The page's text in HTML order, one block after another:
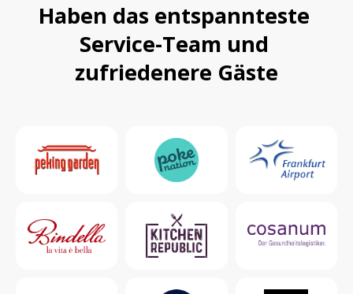
Haben das entspannteste
Service-Team und
zufriedenere Gäste